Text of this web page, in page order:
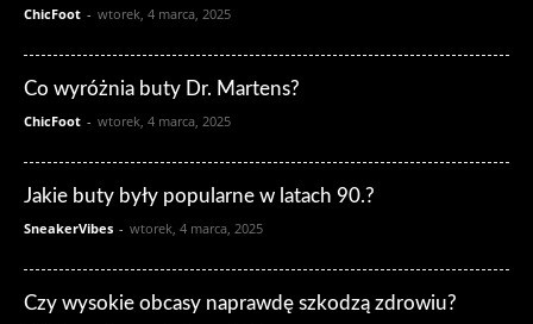
ChicFoot - wtorek, 4 marca, 2025
Co wyróżnia buty Dr. Martens?
ChicFoot - wtorek, 4 marca, 2025
Jakie buty były popularne w latach 90.?
SneakerVibes - wtorek, 4 marca, 2025
Czy wysokie obcasy naprawdę szkodzą zdrowiu?